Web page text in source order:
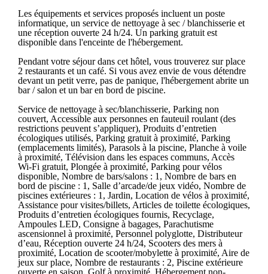
Les équipements et services proposés incluent un poste
informatique, un service de nettoyage à sec / blanchisserie et
une réception ouverte 24 h/24. Un parking gratuit est
disponible dans l'enceinte de l'hébergement.
Pendant votre séjour dans cet hôtel, vous trouverez sur place
2 restaurants et un café. Si vous avez envie de vous détendre
devant un petit verre, pas de panique, l'hébergement abrite un
bar / salon et un bar en bord de piscine.
Service de nettoyage à sec/blanchisserie, Parking non
couvert, Accessible aux personnes en fauteuil roulant (des
restrictions peuvent s’appliquer), Produits d’entretien
écologiques utilisés, Parking gratuit à proximité, Parking
(emplacements limités), Parasols à la piscine, Planche à voile
à proximité, Télévision dans les espaces communs, Accès
Wi-Fi gratuit, Plongée à proximité, Parking pour vélos
disponible, Nombre de bars/salons : 1, Nombre de bars en
bord de piscine : 1, Salle d’arcade/de jeux vidéo, Nombre de
piscines extérieures : 1, Jardin, Location de vélos à proximité,
Assistance pour visites/billets, Articles de toilette écologiques,
Produits d’entretien écologiques fournis, Recyclage,
Ampoules LED, Consigne à bagages, Parachutisme
ascensionnel à proximité, Personnel polyglotte, Distributeur
d’eau, Réception ouverte 24 h/24, Scooters des mers à
proximité, Location de scooter/mobylette à proximité, Aire de
jeux sur place, Nombre de restaurants : 2, Piscine extérieure
ouverte en saison, Golf à proximité, Hébergement non-